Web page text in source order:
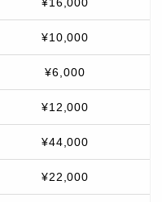
¥10,000
¥6,000
¥12,000
¥44,000
¥22,000